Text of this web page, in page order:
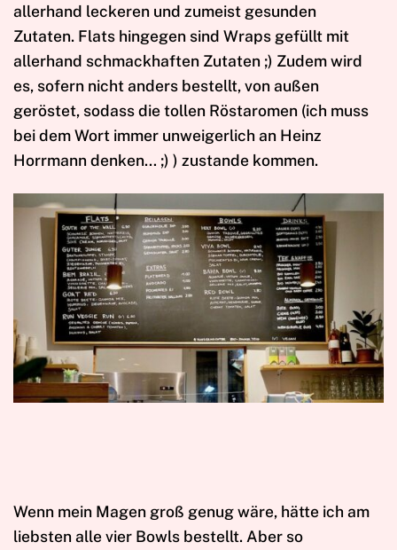
allerhand leckeren und zumeist gesunden
Zutaten. Flats hingegen sind Wraps gefüllt mit
allerhand schmackhaften Zutaten ;) Zudem wird
es, sofern nicht anders bestellt, von außen
geröstet, sodass die tollen Röstaromen (ich muss
bei dem Wort immer unweigerlich an Heinz
Horrmann denken… ;) ) zustande kommen.
Wenn mein Magen groß genug wäre, hätte ich am
liebsten alle vier Bowls bestellt. Aber so